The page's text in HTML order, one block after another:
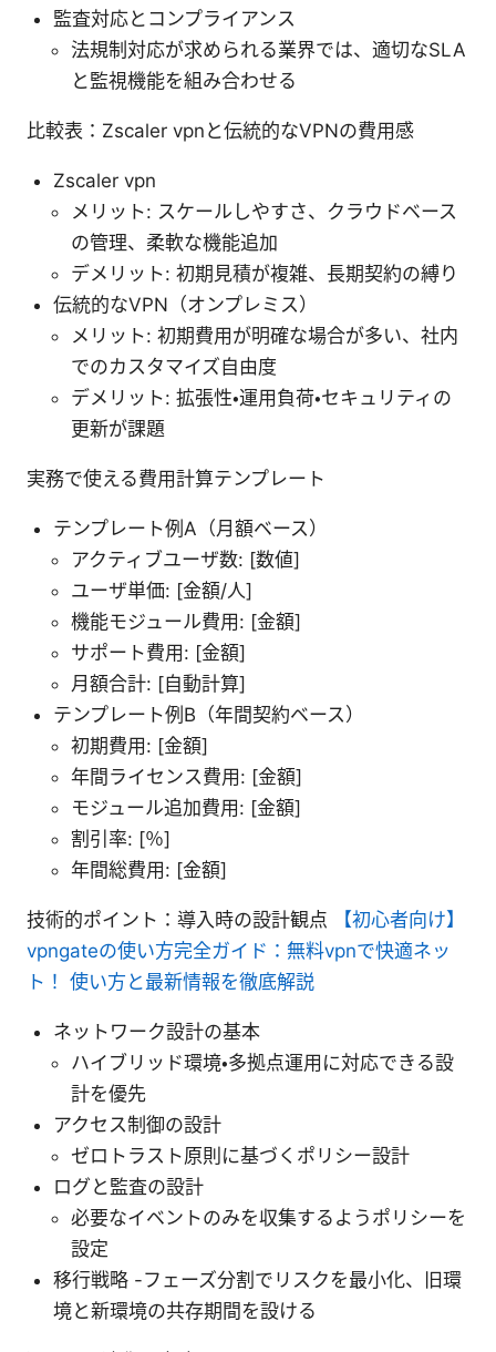
監査対応とコンプライアンス
法規制対応が求められる業界では、適切なSLA
と監視機能を組み合わせる
比較表：Zscaler vpnと伝統的なVPNの費用感
Zscaler vpn
メリット: スケールしやすさ、クラウドベース
の管理、柔軟な機能追加
デメリット: 初期見積が複雑、長期契約の縛り
伝統的なVPN（オンプレミス）
メリット: 初期費用が明確な場合が多い、社内
でのカスタマイズ自由度
デメリット: 拡張性・運用負荷・セキュリティの
更新が課題
実務で使える費用計算テンプレート
テンプレート例A（月額ベース）
アクティブユーザ数: [数値]
ユーザ単価: [金額/人]
機能モジュール費用: [金額]
サポート費用: [金額]
月額合計: [自動計算]
テンプレート例B（年間契約ベース）
初期費用: [金額]
年間ライセンス費用: [金額]
モジュール追加費用: [金額]
割引率: [％]
年間総費用: [金額]
技術的ポイント：導入時の設計観点
【初心者向け】
vpngateの使い方完全ガイド：無料vpnで快適ネッ
ト！ 使い方と最新情報を徹底解説
ネットワーク設計の基本
ハイブリッド環境・多拠点運用に対応できる設
計を優先
アクセス制御の設計
ゼロトラスト原則に基づくポリシー設計
ログと監査の設計
必要なイベントのみを収集するようポリシーを
設定
移行戦略 -フェーズ分割でリスクを最小化、旧環
境と新環境の共存期間を設ける